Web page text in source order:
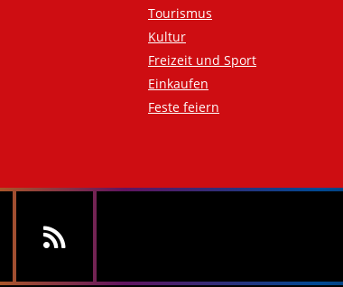
Tourismus
Kultur
Freizeit und Sport
Einkaufen
Feste feiern